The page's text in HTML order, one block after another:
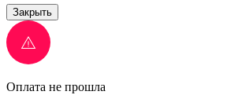
Закрыть
Оплата не прошла